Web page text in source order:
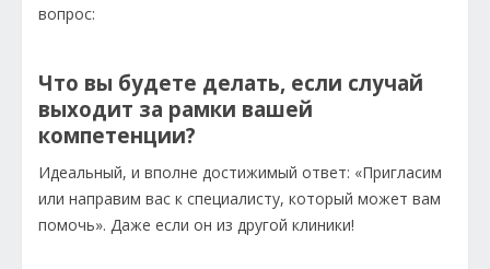
вопрос:
Что вы будете делать, если случай
выходит за рамки вашей
компетенции?
Идеальный, и вполне достижимый ответ: «Пригласим
или направим вас к специалисту, который может вам
помочь». Даже если он из другой клиники!